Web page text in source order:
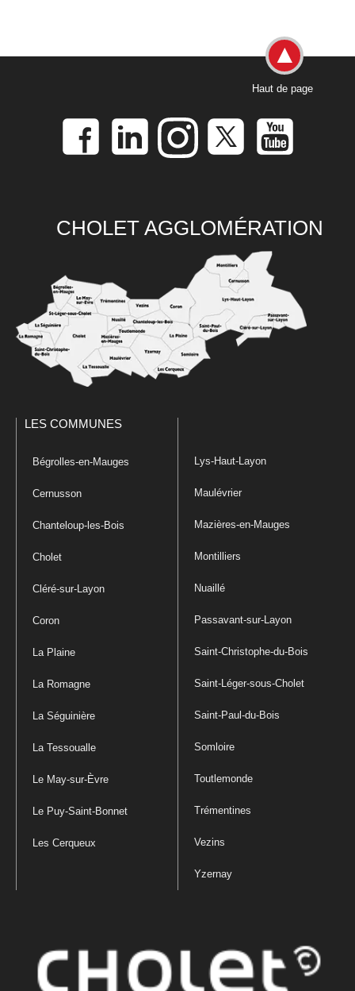
Haut de page
CHOLET AGGLOMÉRATION
LES COMMUNES
Bégrolles-en-Mauges
Cernusson
Chanteloup-les-Bois
Cholet
Cléré-sur-Layon
Coron
La Plaine
La Romagne
La Séguinière
La Tessoualle
Le May-sur-Èvre
Le Puy-Saint-Bonnet
Les Cerqueux
Lys-Haut-Layon
Maulévrier
Mazières-en-Mauges
Montilliers
Nuaillé
Passavant-sur-Layon
Saint-Christophe-du-Bois
Saint-Léger-sous-Cholet
Saint-Paul-du-Bois
Somloire
Toutlemonde
Trémentines
Vezins
Yzernay